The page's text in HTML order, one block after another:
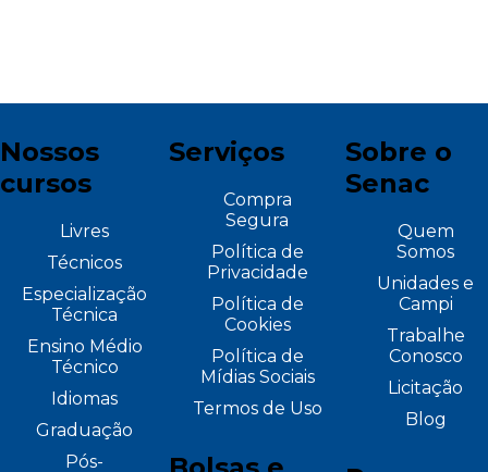
Nossos
cursos
Livres
Técnicos
Especialização
Técnica
Ensino Médio
Técnico
Idiomas
Graduação
Pós-
Serviços
Compra
Segura
Política de
Privacidade
Política de
Cookies
Política de
Mídias Sociais
Termos de Uso
Sobre o
Senac
Quem
Somos
Unidades e
Campi
Trabalhe
Conosco
Licitação
Blog